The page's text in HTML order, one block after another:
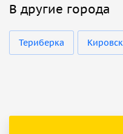
В другие города
Териберка Кировск